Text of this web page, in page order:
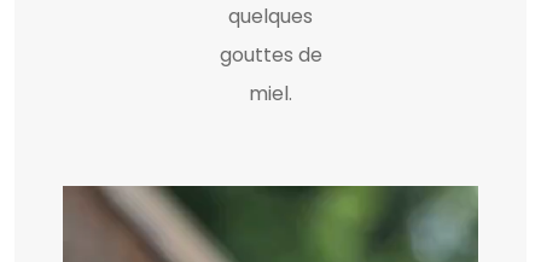
quelques
gouttes de
miel.